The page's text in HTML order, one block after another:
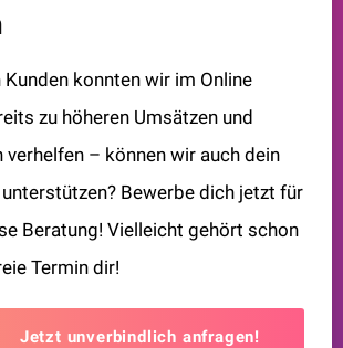
Kunden konnten wir im Online
zu höheren Umsätzen und
verhelfen – können wir auch dein
Bewerbe dich jetzt für
Beratung! Vielleicht gehört schon
Termin dir!
Jetzt unverbindlich anfragen!